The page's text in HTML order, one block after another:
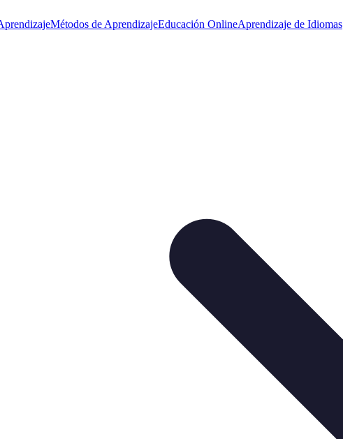
Métodos de AprendizajeEducación OnlineAprendizaje de Idiomas